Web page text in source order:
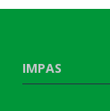
IMPAS